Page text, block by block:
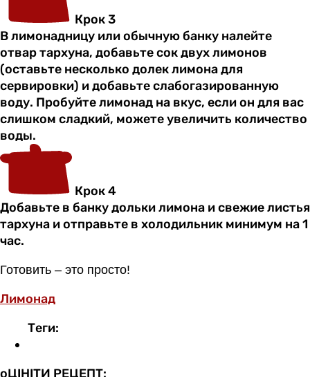
Крок 3
В лимонадницу или обычную банку налейте
отвар тархуна, добавьте сок двух лимонов
(оставьте несколько долек лимона для
сервировки) и добавьте слабогазированную
воду. Пробуйте лимонад на вкус, если он для вас
слишком сладкий, можете увеличить количество
воды.
Крок 4
Добавьте в банку дольки лимона и свежие листья
тархуна и отправьте в холодильник минимум на 1
час.
Готовить – это просто!
Лимонад
Теги:
оЦІНІТИ РЕЦЕПТ: